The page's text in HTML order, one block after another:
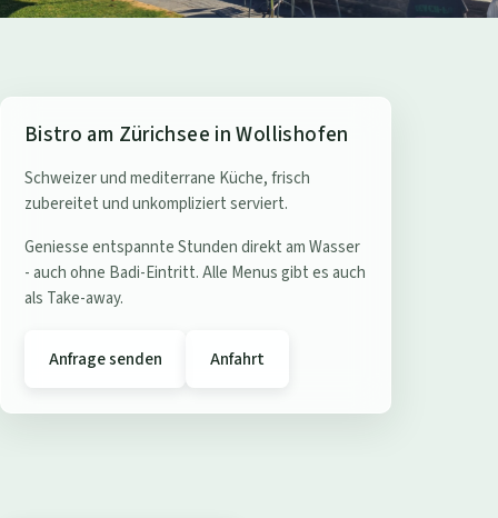
S
e
e
e
s
r
Bistro am Zürichsee in Wollishofen
Schweizer und mediterrane Küche, frisch
zubereitet und unkompliziert serviert.
Geniesse entspannte Stunden direkt am Wasser
- auch ohne Badi-Eintritt. Alle Menus gibt es auch
als Take-away.
Anfrage senden Anfahrt